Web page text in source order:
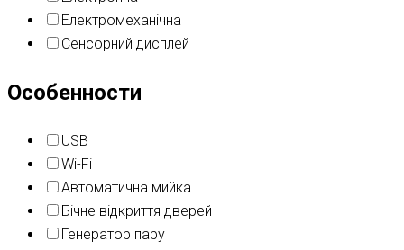
Електромеханічна
Сенсорний дисплей
Особенности
USB
Wi-Fi
Автоматична мийка
Бічне відкриття дверей
Генератор пару